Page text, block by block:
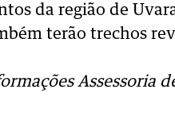
da região de
terão trechos
Assessoria